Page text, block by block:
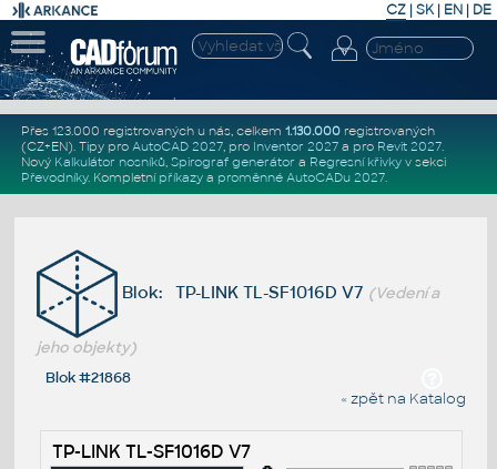
CZ | SK| EN | DE
Přes 123.000 registrovaných u nás, celkem 1.130.000registrovaných
(CZ+EN). Tipy pro AutoCAD 2027, pro Inventor 2027a pro Revit 2027.
Nový Kalkulátor nosníků, Spirograf generátor a Regresní křivkyv sekci
Převodníky. Kompletní příkazya proměnné AutoCADu 2027.
Blok: TP-LINK TL-SF1016D V7 (Vedení a
jeho objekty)
Blok #21868
« zpět na Katalog
TP-LINK TL-SF1016D V7